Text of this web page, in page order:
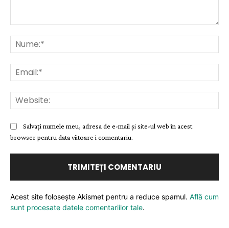
Salvați numele meu, adresa de e-mail și site-ul web în acest
browser pentru data viitoare i comentariu.
Acest site folosește Akismet pentru a reduce spamul. Află cum
sunt procesate datele comentariilor tale.